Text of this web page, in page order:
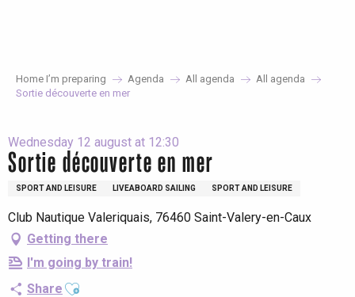
Home I’m preparing Agenda All agenda
All agenda
Sortie découverte en mer
Wednesday 12 august at 12:30
Sortie découverte en mer
SPORT AND LEISURE LIVEABOARD SAILING SPORT AND LEISURE
Club Nautique Valeriquais, 76460 Saint-Valery-en-Caux
Getting there
I'm going by train!
Share Ajouter aux favoris